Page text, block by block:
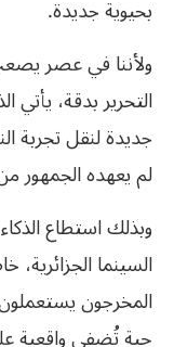
بحيوية جديدة.
ولأننا في عصر
التحرير بدقة، يأتي
جديدة لنقل تجربة
لم يعهده الجمهور
وبذلك استطاع
السينما الجزائرية،
المخرجون
حية تُضفي واقعية